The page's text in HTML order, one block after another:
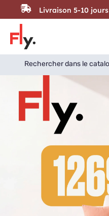
Passer au contenu
Search
for:
Search Button
Livraison 5-10